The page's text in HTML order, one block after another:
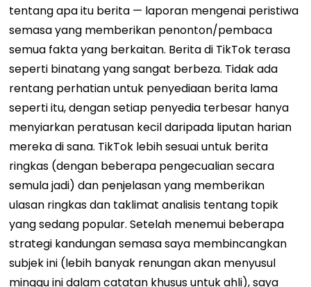
tentang apa itu berita — laporan mengenai peristiwa
semasa yang memberikan penonton/pembaca
semua fakta yang berkaitan. Berita di TikTok terasa
seperti binatang yang sangat berbeza. Tidak ada
rentang perhatian untuk penyediaan berita lama
seperti itu, dengan setiap penyedia terbesar hanya
menyiarkan peratusan kecil daripada liputan harian
mereka di sana. TikTok lebih sesuai untuk berita
ringkas (dengan beberapa pengecualian secara
semula jadi) dan penjelasan yang memberikan
ulasan ringkas dan taklimat analisis tentang topik
yang sedang popular. Setelah menemui beberapa
strategi kandungan semasa saya membincangkan
subjek ini (lebih banyak renungan akan menyusul
minggu ini dalam catatan khusus untuk ahli), saya